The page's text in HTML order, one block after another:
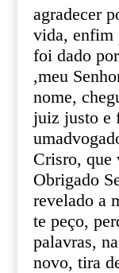
agradecer
vida, enfim
foi dado
,meu
nome,
juiz justo e
Crisro, que
Obrigado
revelado a
te peço,
palavras,
novo, tira